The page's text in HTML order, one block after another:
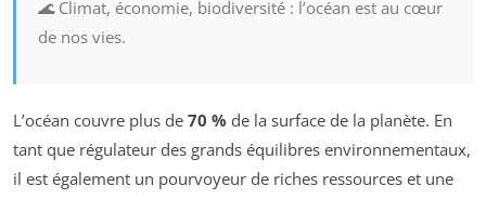
🌊 Climat, économie, biodiversité : l’océan est au cœur
de nos vies.
L’océan couvre plus de 70 % de la surface de la planète. En
tant que régulateur des grands équilibres environnementaux,
il est également un pourvoyeur de riches ressources et une